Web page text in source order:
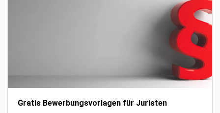
Gratis Bewerbungsvorlagen für Juristen